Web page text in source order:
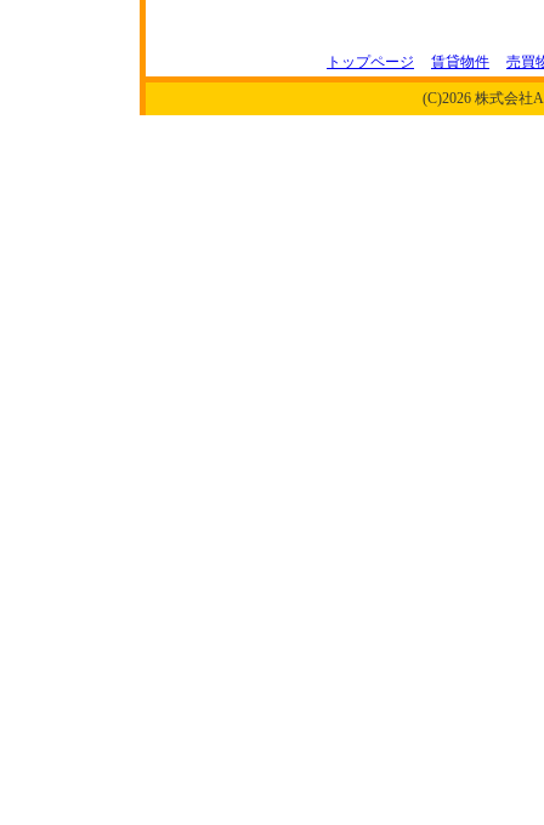
トップページ 賃貸物件 売買
(C)2026 株式会社